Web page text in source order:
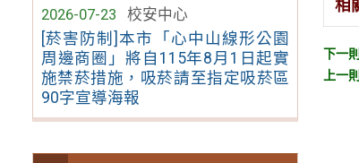
2026-07-23
校安中心
[菸害防制]本市「心中山線形公園
周邊商圈」將自115年8月1日起實
施禁菸措施，吸菸請至指定吸菸區
90字宣導海報
相